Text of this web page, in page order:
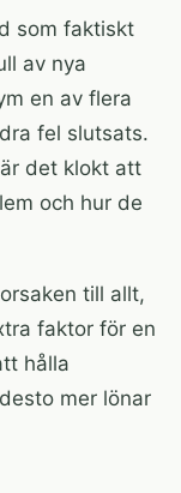
som faktiskt
av nya
en av flera
fel slutsats.
det klokt att
och hur de
till allt,
faktor för en
hålla
mer lönar